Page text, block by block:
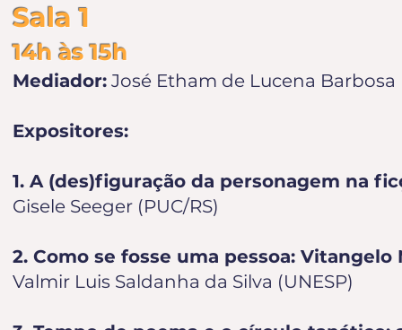
Sala 1
14h às 15h
Mediador: José Etham de Lucena Barbosa
Expositores:
1. A (des)figuração da personagem na
Gisele Seeger (PUC/RS)
2. Como se fosse uma pessoa:
Valmir Luis Saldanha da Silva (UNESP)